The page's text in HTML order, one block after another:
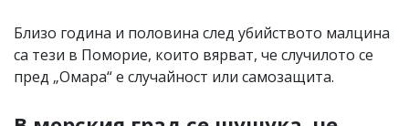
Близо година и половина след убийството малцина
са тези в Поморие, които вярват, че случилото се
пред „Омара“ е случайност или самозащита.